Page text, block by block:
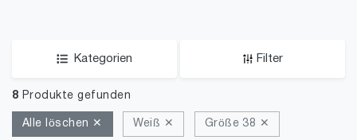
Kategorien Filter
8 Produkte gefunden
Alle löschen ✕ Weiß ✕ Größe 38 ✕